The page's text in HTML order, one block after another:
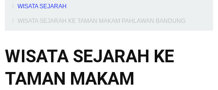
WISATA SEJARAH
WISATA SEJARAH KE TAMAN MAKAM PAHLAWAN BANDUNG
WISATA SEJARAH KE
TAMAN MAKAM